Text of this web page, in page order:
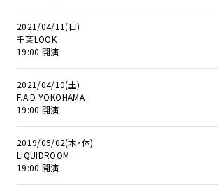
2021/04/11(日)
千葉LOOK
19:00 開演
2021/04/10(土)
F.A.D YOKOHAMA
19:00 開演
2019/05/02(木・休)
LIQUIDROOM
19:00 開演